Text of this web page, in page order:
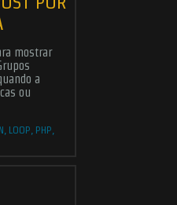
mostrar
a
ou
LOOP PHP